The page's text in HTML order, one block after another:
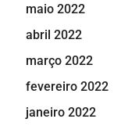
maio 2022
abril 2022
março 2022
fevereiro 2022
janeiro 2022